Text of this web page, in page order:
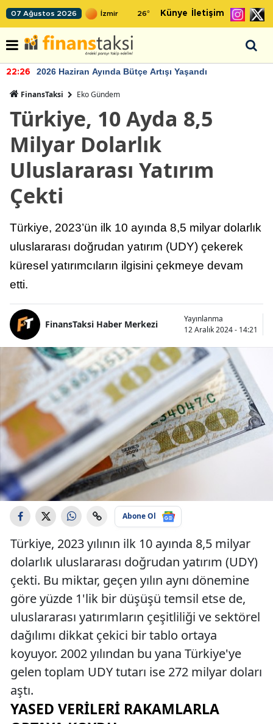
07 Ağustos 2026 26° Künye İletişim
22:26 2026 Haziran Ayında Bütçe Artışı Yaşandı
FinansTaksi Eko Gündem
Türkiye, 10 Ayda 8,5
Milyar Dolarlık
Uluslararası Yatırım
Çekti
Türkiye, 2023’ün ilk 10 ayında 8,5 milyar dolarlık
uluslararası doğrudan yatırım (UDY) çekerek
küresel yatırımcıların ilgisini çekmeye devam
etti.
FinansTaksi Haber Merkezi
Yayınlanma
12 Aralık 2024 - 14:21
Abone Ol
Türkiye, 2023 yılının ilk 10 ayında 8,5 milyar
dolarlık uluslararası doğrudan yatırım (UDY)
çekti. Bu miktar, geçen yılın aynı dönemine
göre yüzde 1'lik bir düşüşü temsil etse de,
uluslararası yatırımların çeşitliliği ve sektörel
dağılımı dikkat çekici bir tablo ortaya
koyuyor. 2002 yılından bu yana Türkiye'ye
gelen toplam UDY tutarı ise 272 milyar doları
aştı.
YASED VERILERI RAKAMLARLA